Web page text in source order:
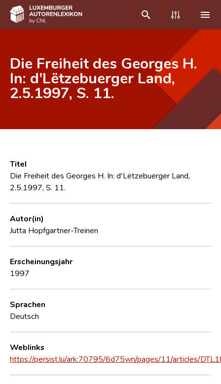
DE FR
Home
Erweiterte Suche
CNL
Forschungsgruppe
Die Freiheit des Georges H.
In: d'Lëtzebuerger Land,
2.5.1997, S. 11.
Titel
Die Freiheit des Georges H. In: d'Lëtzebuerger Land,
2.5.1997, S. 11.
Autor(in)
Jutta Hopfgartner-Treinen
Erscheinungsjahr
1997
Sprachen
Deutsch
Weblinks
https://persist.lu/ark:70795/6d75wn/pages/11/articles/